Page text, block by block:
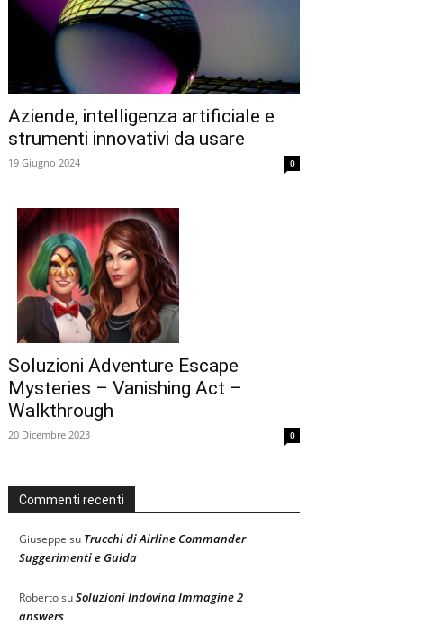
Aziende, intelligenza artificiale e
strumenti innovativi da usare
19 Giugno 2024 0
Soluzioni Adventure Escape
Mysteries – Vanishing Act –
Walkthrough
20 Dicembre 2023 0
Commenti recenti
Giuseppe su Trucchi di Airline Commander
Suggerimenti e Guida
RobertosuSoluzioni Indovina Immagine 2
answers